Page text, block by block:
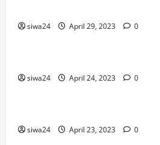
siwa24 April 29, 2023 0
Pfannen-Gerichte Rezepte
siwa24 April 24, 2023 0
Brot & Brötchen
siwa24 April 23, 2023 0
Brot & Brötchen